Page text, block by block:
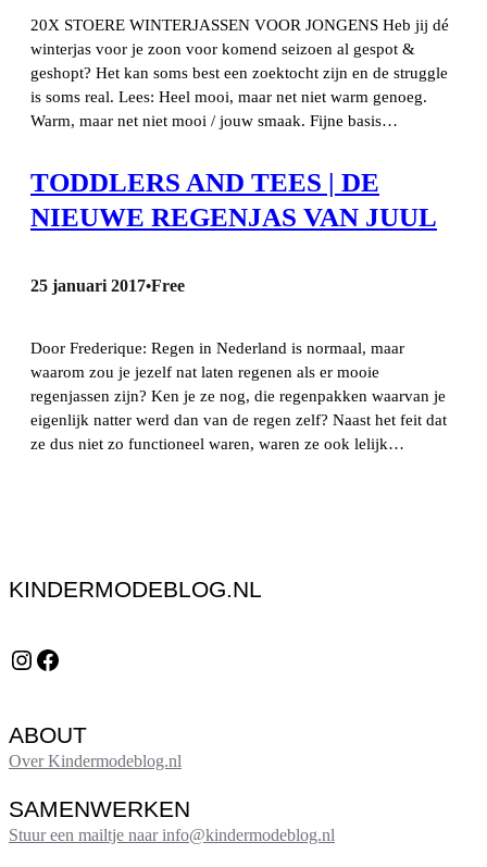
20X STOERE WINTERJASSEN VOOR JONGENS Heb jij dé
winterjas voor je zoon voor komend seizoen al gespot &
geshopt? Het kan soms best een zoektocht zijn en de struggle
is soms real. Lees: Heel mooi, maar net niet warm genoeg.
Warm, maar net niet mooi / jouw smaak. Fijne basis…
TODDLERS AND TEES | DE
NIEUWE REGENJAS VAN JUUL
25 januari 2017•Free
Door Frederique: Regen in Nederland is normaal, maar
waarom zou je jezelf nat laten regenen als er mooie
regenjassen zijn? Ken je ze nog, die regenpakken waarvan je
eigenlijk natter werd dan van de regen zelf? Naast het feit dat
ze dus niet zo functioneel waren, waren ze ook lelijk…
KINDERMODEBLOG.NL
Instagram Facebook
ABOUT
Over Kindermodeblog.nl
SAMENWERKEN
Stuur een mailtje naar info@kindermodeblog.nl